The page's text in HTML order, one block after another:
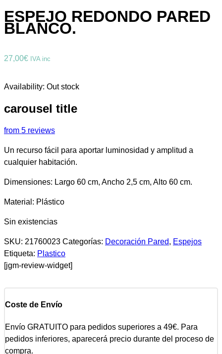
ESPEJO REDONDO PARED
BLANCO.
27,00€ IVA inc
Availability: Out stock
carousel title
from 5 reviews
Un recurso fácil para aportar luminosidad y amplitud a
cualquier habitación.
Dimensiones: Largo 60 cm, Ancho 2,5 cm, Alto 60 cm.
Material: Plástico
Sin existencias
SKU: 21760023 Categorías: Decoración Pared, Espejos
Etiqueta: Plastico
[jgm-review-widget]
Coste de Envío
Envío GRATUITO para pedidos superiores a 49€. Para
pedidos inferiores, aparecerá precio durante del proceso de
compra.